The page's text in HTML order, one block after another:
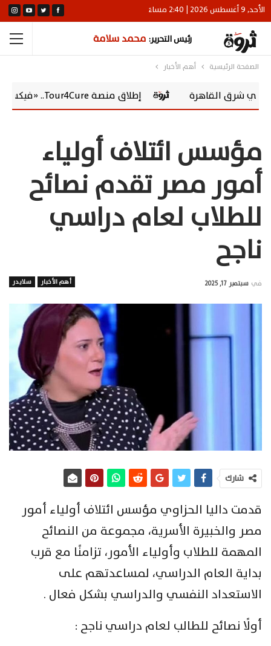
الأحد, 9 أغسطس 2026 | 2:40 مساءً
رئيس التحرير: محمد سلامة
الصفحة الرئيسية أهم الأخبار
إطلاق منصة Tour4Cure.. «فيكسد مصر» تقود التحول الرقمي للسياحة الصحية في مصر
مؤسس ائتلاف أولياء
أمور مصر تقدم نصائح
للطلاب لعام دراسي
ناجح
أهم الأخبار سلايدر في سبتمبر 17, 2025
شارك
قدمت داليا الحزاوي مؤسس ائتلاف أولياء أمور
مصر والخبيرة الأسرية، مجموعة من النصائح
المهمة للطلاب وأولياء الأمور، تزامنًا مع قرب
بداية العام الدراسي، لمساعدتهم على
الاستعداد النفسي والدراسي بشكل فعال .
أولًا نصائح للطالب لعام دراسي ناجح :